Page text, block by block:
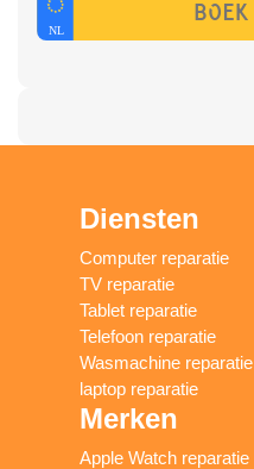
Diensten
Computer reparatie
TV reparatie
Tablet reparatie
Telefoon reparatie
Wasmachine reparatie
laptop reparatie
Merken
Apple Watch reparatie